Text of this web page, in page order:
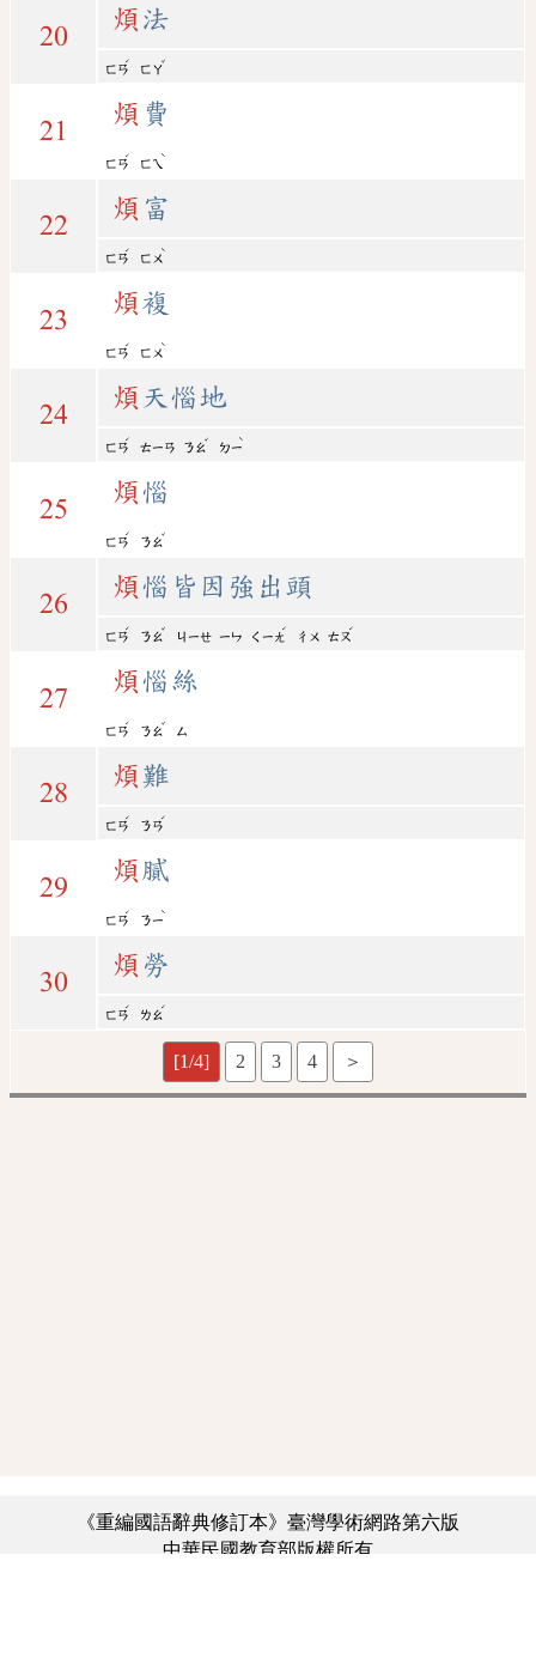
20
煩 法
ㄈㄢ
ˊ
ㄈㄚ
ˇ
21
煩 費
ㄈㄢ
ˊ
ㄈㄟ
ˋ
22
煩 富
ㄈㄢ
ˊ
ㄈㄨ
ˋ
23
煩複
ㄈㄢ
ˊ
ㄈㄨ
ˋ
24
煩 天惱地
ㄈㄢ
ˊ
ㄊㄧㄢ ㄋㄠ
ˇ
ㄉㄧ
ˋ
25
煩惱
ㄈㄢ
ˊ
ㄋㄠ
ˇ
26
煩惱皆因強出頭
ㄈㄢ
ˊ
ㄋㄠ
ˇ
ㄐㄧㄝ ㄧㄣ ㄑㄧㄤ
ˊ
ㄔㄨ ㄊㄡ
ˊ
27
煩惱絲
ㄈㄢ
ˊ
ㄋㄠ
ˇ
ㄙ
28
煩難
ㄈㄢ
ˊ
ㄋㄢ
ˊ
29
煩膩
ㄈㄢ
ˊ
ㄋㄧ
ˋ
30
煩 勞
ㄈㄢ
ˊ
ㄌㄠ
ˊ
[1/4] 2 3 4 ＞
《重編國語辭典修訂本》臺灣學術網路第六版
中華民國教育部版權所有